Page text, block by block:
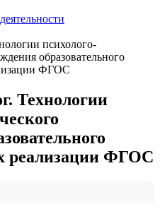
психолого-
образовательного
ФГОС
Технологии
реализации ФГОС